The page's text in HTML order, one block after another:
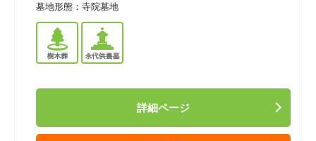
墓地形態： 寺院墓地
詳細ページ